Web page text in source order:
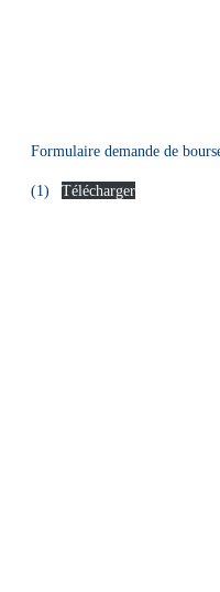
Formulaire demande de
(1) Télécharger